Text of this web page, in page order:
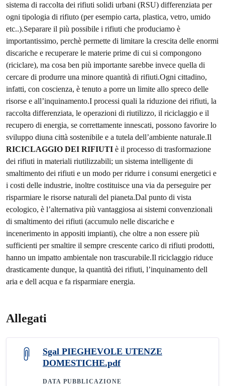
sistema di raccolta dei rifiuti solidi urbani (RSU) differenziata per
ogni tipologia di rifiuto (per esempio carta, plastica, vetro, umido
etc..).Separare il più possibile i rifiuti che produciamo è
importantissimo, perchè permette di limitare la crescita delle enormi
discariche e recuperare le materie prime di cui si compongono
(riciclare), ma cosa ben più importante sarebbe invece quella di
cercare di produrre una minore quantità di rifiuti.Ogni cittadino,
infatti, con coscienza, è tenuto a porre un limite allo spreco delle
risorse e all’inquinamento.I processi quali la riduzione dei rifiuti, la
raccolta differenziata, le operazioni di riutilizzo, il riciclaggio e il
recupero di energia, se correttamente innescati, possono favorire lo
sviluppo diuna città sostenibile e a tutela dell’ambiente naturale.Il
RICICLAGGIO DEI RIFIUTI è il processo di trasformazione
dei rifiuti in materiali riutilizzabili; un sistema intelligente di
smaltimento dei rifiuti e un modo per ridurre i consumi energetici e
i costi delle industrie, inoltre costituisce una via da perseguire per
risparmiare le risorse naturali del pianeta.Dal punto di vista
ecologico, è l’alternativa più vantaggiosa ai sistemi convenzionali
di smaltimento dei rifiuti (accumulo nelle discariche e
incenerimento in appositi impianti), che oltre a non essere più
sufficienti per smaltire il sempre crescente carico di rifiuti prodotti,
hanno un impatto ambientale non trascurabile.Il riciclaggio riduce
drasticamente dunque, la quantità dei rifiuti, l’inquinamento dell
aria e dell acqua e fa risparmiare energia.
Allegati
Sgal PIEGHEVOLE UTENZE
DOMESTICHE.pdf
DATA PUBBLICAZIONE